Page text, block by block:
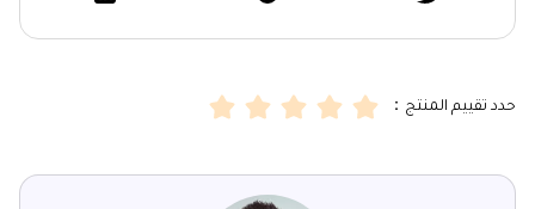
حدد تقييم المنتج：